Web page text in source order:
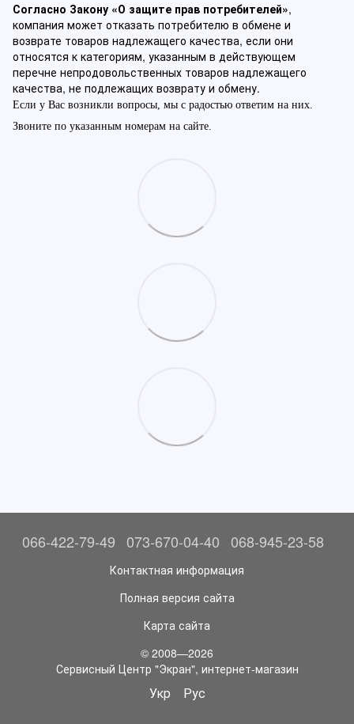
Согласно Закону «О защите прав потребителей»,
компания может отказать потребителю в обмене и
возврате товаров надлежащего качества, если они
относятся к категориям, указанным в действующем
перечне непродовольственных товаров надлежащего
качества, не подлежащих возврату и обмену.
Если у Вас возникли вопросы, мы с радостью ответим на них.
Звоните по указанным номерам на сайте.
066-422-79-49 073-670-04-40 068-945-23-58
Контактная информация
Полная версия сайта
Карта сайта
© 2008—2026
Сервисный Центр "Экран", интернет-магазин
Укр Рус